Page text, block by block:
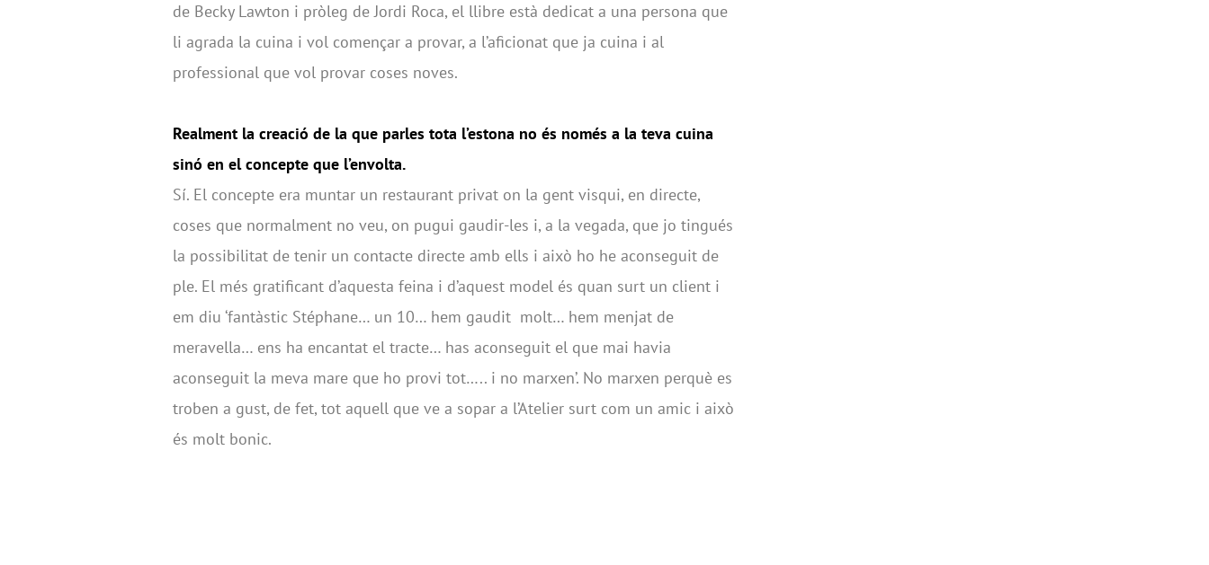
de Becky Lawton i pròleg de Jordi Roca, el llibre està dedicat a una persona que
li agrada la cuina i vol començar a provar, a l’aficionat que ja cuina i al
professional que vol provar coses noves.
Realment la creació de la que parles tota l’estona no és només a la teva cuina
sinó en el concepte que l’envolta.
Sí. El concepte era muntar un restaurant privat on la gent visqui, en directe,
coses que normalment no veu, on pugui gaudir-les i, a la vegada, que jo tingués
la possibilitat de tenir un contacte directe amb ells i això ho he aconseguit de
ple. El més gratificant d’aquesta feina i d’aquest model és quan surt un client i
em diu ‘fantàstic Stéphane… un 10… hem gaudit molt… hem menjat de
meravella… ens ha encantat el tracte… has aconseguit el que mai havia
aconseguit la meva mare que ho provi tot….. i no marxen’. No marxen perquè es
troben a gust, de fet, tot aquell que ve a sopar a l’Atelier surt com un amic i això
és molt bonic.